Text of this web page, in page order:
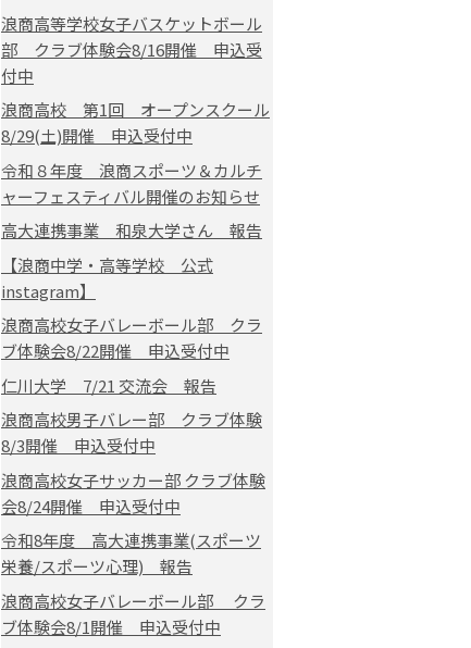
浪商高等学校女子バスケットボール
部 クラブ体験会8/16開催 申込受
付中
浪商高校 第1回 オープンスクール
8/29(土)開催 申込受付中
令和８年度 浪商スポーツ＆カルチ
ャーフェスティバル開催のお知らせ
高大連携事業 和泉大学さん 報告
【浪商中学・高等学校 公式
instagram】
浪商高校女子バレーボール部 クラ
ブ体験会8/22開催 申込受付中
仁川大学 7/21 交流会 報告
浪商高校男子バレー部 クラブ体験
8/3開催 申込受付中
浪商高校女子サッカー部 クラブ体験
会8/24開催 申込受付中
令和8年度 高大連携事業(スポーツ
栄養/スポーツ心理) 報告
浪商高校女子バレーボール部 クラ
ブ体験会8/1開催 申込受付中